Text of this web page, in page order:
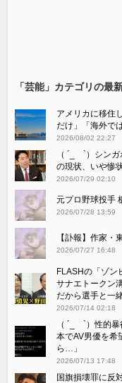
「芸能」カテゴリの最
アメリカに移住
だけ」「海外で
2026/08/02 22:27
（ ´_ゝ`）シン
の現状、いや惨
2026/07/29 02:10
元プロ野球投手
2026/07/28 13:59
【訃報】作家
2026/07/27 16:48
FLASHの「ゾン
サナエトークン
だから選手と一
2026/07/14 02:18
（ ´_ゝ`）性的
本でAV男優を希
ら…」
2026/07/13 17:48
国旗損壊罪に反